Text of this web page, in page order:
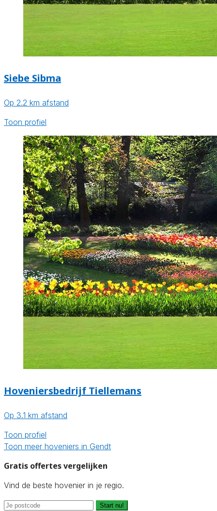
Siebe Sibma
Op 2.2 km afstand
Toon profiel
Hoveniersbedrijf Tiellemans
Op 3.1 km afstand
Toon profiel
Toon meer hoveniers in Gendt
Gratis offertes vergelijken
Vind de beste hovenier in je regio.
Start nu!